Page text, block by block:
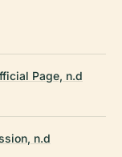
Page, n.d
n.d